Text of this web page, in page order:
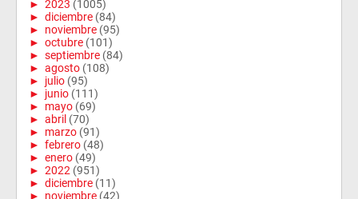
► 2023 (1005)
► diciembre (84)
► noviembre (95)
► octubre (101)
► septiembre (84)
► agosto (108)
► julio (95)
► junio (111)
► mayo (69)
► abril (70)
► marzo (91)
► febrero (48)
► enero (49)
► 2022 (951)
► diciembre (11)
► noviembre (42)